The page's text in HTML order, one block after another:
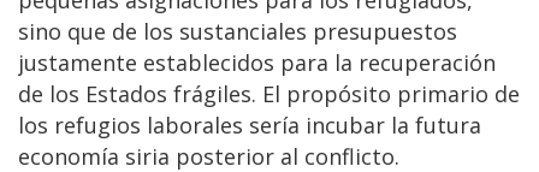
sino que de los sustanciales presupuestos
justamente establecidos para la recuperación
de los Estados frágiles. El propósito primario de
los refugios laborales sería incubar la futura
economía siria posterior al conflicto.